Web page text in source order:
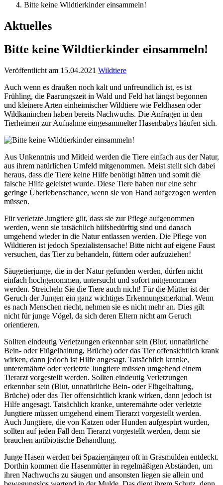
Bitte keine Wildtierkinder einsammeln!
Aktuelles
Bitte keine Wildtierkinder einsammeln!
Veröffentlicht am 15.04.2021 Wildtiere
Auch wenn es draußen noch kalt und unfreundlich ist, es ist
Frühling, die Paarungszeit in Wald und Feld hat längst begonnen
und kleinere Arten einheimischer Wildtiere wie Feldhasen oder
Wildkaninchen haben bereits Nachwuchs. Die Anfragen in den
Tierheimen zur Aufnahme eingesammelter Hasenbabys häufen sich.
Aus Unkenntnis und Mitleid werden die Tiere einfach aus der Natur,
aus ihrem natürlichen Umfeld mitgenommen. Meist stellt sich dabei
heraus, dass die Tiere keine Hilfe benötigt hätten und somit die
falsche Hilfe geleistet wurde. Diese Tiere haben nur eine sehr
geringe Überlebenschance, wenn sie von Hand aufgezogen werden
müssen.
Für verletzte Jungtiere gilt, dass sie zur Pflege aufgenommen
werden, wenn sie tatsächlich hilfsbedürftig sind und danach
umgehend wieder in die Natur entlassen werden. Die Pflege von
Wildtieren ist jedoch Spezialistensache! Bitte nicht auf eigene Faust
versuchen, das Tier zu behandeln, füttern oder aufzuziehen!
Säugetierjunge, die in der Natur gefunden werden, dürfen nicht
einfach hochgenommen, untersucht und sofort mitgenommen
werden. Streicheln Sie die Tiere auch nicht! Für die Mütter ist der
Geruch der Jungen ein ganz wichtiges Erkennungsmerkmal. Wenn
es nach Menschen riecht, nehmen sie es nicht mehr an. Dies gilt
nicht für junge Vögel, da sich deren Eltern nicht am Geruch
orientieren.
Sollten eindeutig Verletzungen erkennbar sein (Blut, unnatürliche
Bein- oder Flügelhaltung, Brüche) oder das Tier offensichtlich krank
wirken, dann jedoch ist Hilfe angesagt. Tatsächlich kranke,
unterernährte oder verletzte Jungtiere müssen umgehend einem
Tierarzt vorgestellt werden. Sollten eindeutig Verletzungen
erkennbar sein (Blut, unnatürliche Bein- oder Flügelhaltung,
Brüche) oder das Tier offensichtlich krank wirken, dann jedoch ist
Hilfe angesagt. Tatsächlich kranke, unterernährte oder verletzte
Jungtiere müssen umgehend einem Tierarzt vorgestellt werden.
Auch Jungtiere, die von Katzen oder Hunden aufgespürt wurden,
sollten auf jeden Fall dem Tierarzt vorgestellt werden, denn sie
brauchen antibiotische Behandlung.
Junge Hasen werden bei Spaziergängen oft in Grasmulden entdeckt.
Dorthin kommen die Hasenmütter in regelmäßigen Abständen, um
ihren Nachwuchs zu säugen und ansonsten liegen sie allein und